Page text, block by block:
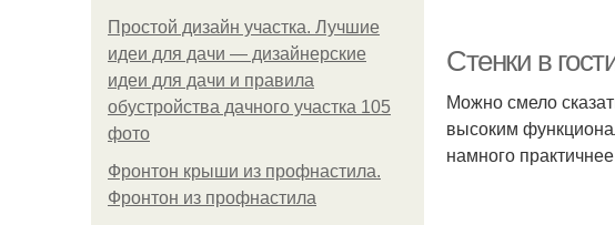
Простой дизайн участка. Лучшие
идеи для дачи — дизайнерские
идеи для дачи и правила
обустройства дачного участка 105
фото
Фронтон крыши из профнастила.
Фронтон из профнастила
Стенки в
Можно смело
высоким
намного